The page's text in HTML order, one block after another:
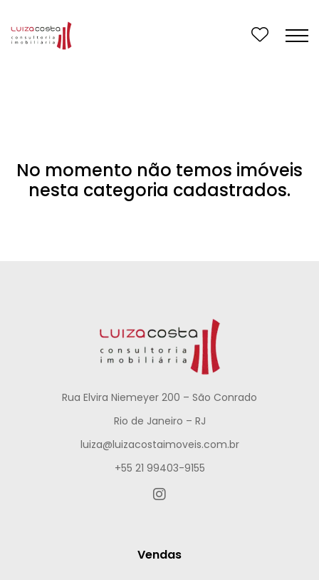
No momento não temos imóveis
nesta categoria cadastrados.
Rua Elvira Niemeyer 200 – São Conrado
Rio de Janeiro – RJ
luiza@luizacostaimoveis.com.br
+55 21 99403-9155
Vendas